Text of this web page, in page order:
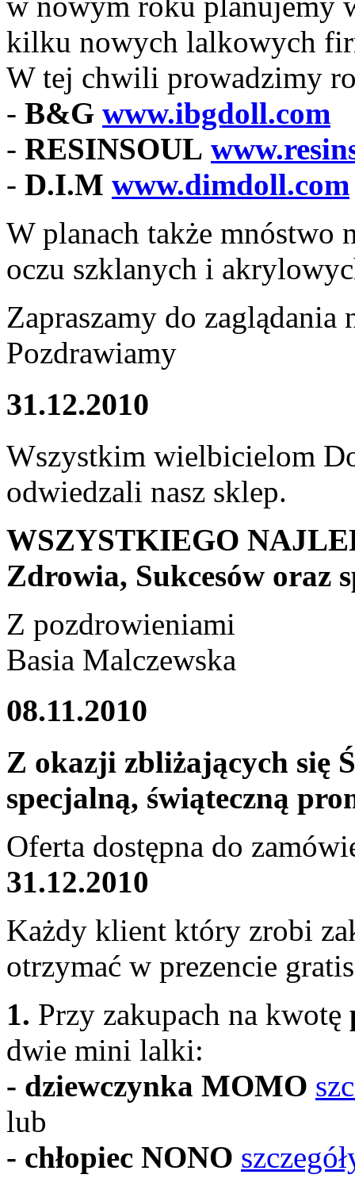
kilku nowych lalkowych
W tej chwili prowadzimy
- B&G www.ibgdoll.com
- RESINSOUL
- D.I.M www.dimdoll.com
W planach także mnóstwo
oczu szklanych i
Zapraszamy do zaglądania
Pozdrawiamy
31.12.2010
Wszystkim wielbicielom
odwiedzali nasz sklep.
WSZYSTKIEGO
Zdrowia, Sukcesów oraz
Z pozdrowieniami
Basia Malczewska
08.11.2010
Z okazji zbliżających się
specjalną, świąteczną
Oferta dostępna do
31.12.2010
Każdy klient który zrobi
otrzymać w prezencie
1. Przy zakupach na kwotę
dwie mini lalki:
- dziewczynka MOMO
lub
- chłopiec NONO